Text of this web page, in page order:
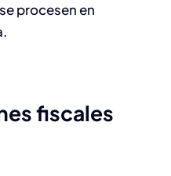
procesen en
fiscales